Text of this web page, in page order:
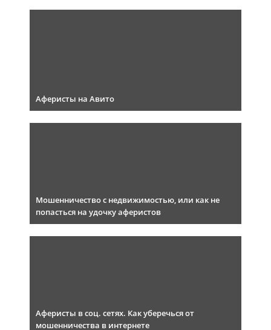
Аферисты на Авито
Мошенничество с недвижимостью, или как не
попасться на удочку аферистов
Аферисты в соц. сетях. Как уберечься от
мошенничества в интернете